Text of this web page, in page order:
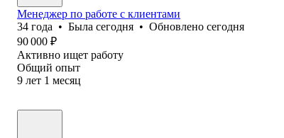
Менеджер по работе с клиентами
34 года • Была сегодня • Обновлено сегодня
90 000 ₽
Активно ищет работу
Общий опыт
9 лет 1 месяц